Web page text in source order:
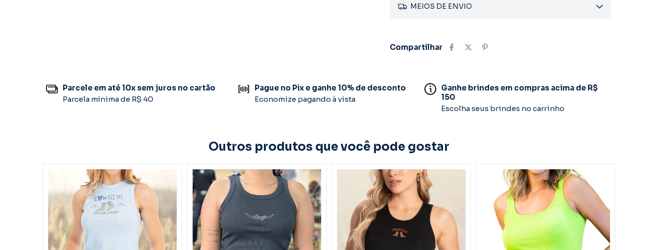
MEIOS DE ENVIO
Compartilhar
Parcele em até 10x sem juros no cartão
Parcela mínima de R$ 40
Pague no Pix e ganhe 10% de desconto
Economize pagando à vista
Ganhe brindes em compras acima de R$
150
Escolha seus brindes no carrinho
Outros produtos que você pode gostar